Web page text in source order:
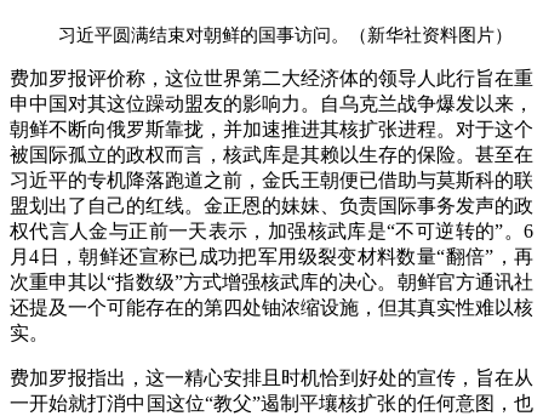
习近平圆满结束对朝鲜的国事访问。（新华社资料图片）
费加罗报评价称，这位世界第二大经济体的领导人此行旨在重
申中国对其这位躁动盟友的影响力。自乌克兰战争爆发以来，
朝鲜不断向俄罗斯靠拢，并加速推进其核扩张进程。对于这个
被国际孤立的政权而言，核武库是其赖以生存的保险。甚至在
习近平的专机降落跑道之前，金氏王朝便已借助与莫斯科的联
盟划出了自己的红线。金正恩的妹妹、负责国际事务发声的政
权代言人金与正前一天表示，加强核武库是“不可逆转的”。6
月4日，朝鲜还宣称已成功把军用级裂变材料数量“翻倍”，再
次重申其以“指数级”方式增强核武库的决心。朝鲜官方通讯社
还提及一个可能存在的第四处铀浓缩设施，但其真实性难以核
实。
费加罗报指出，这一精心安排且时机恰到好处的宣传，旨在从
一开始就打消中国这位“教父”遏制平壤核扩张的任何意图，也